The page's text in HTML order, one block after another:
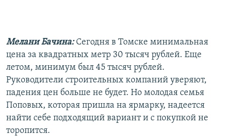
Мелани Бачина: Сегодня в Томске минимальная
цена за квадратных метр 30 тысяч рублей. Еще
летом, минимум был 45 тысяч рублей.
Руководители строительных компаний уверяют,
падения цен больше не будет. Но молодая семья
Поповых, которая пришла на ярмарку, надеется
найти себе подходящий вариант и с покупкой не
торопится.